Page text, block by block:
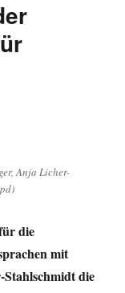
Anja Licher-
die
mit
die